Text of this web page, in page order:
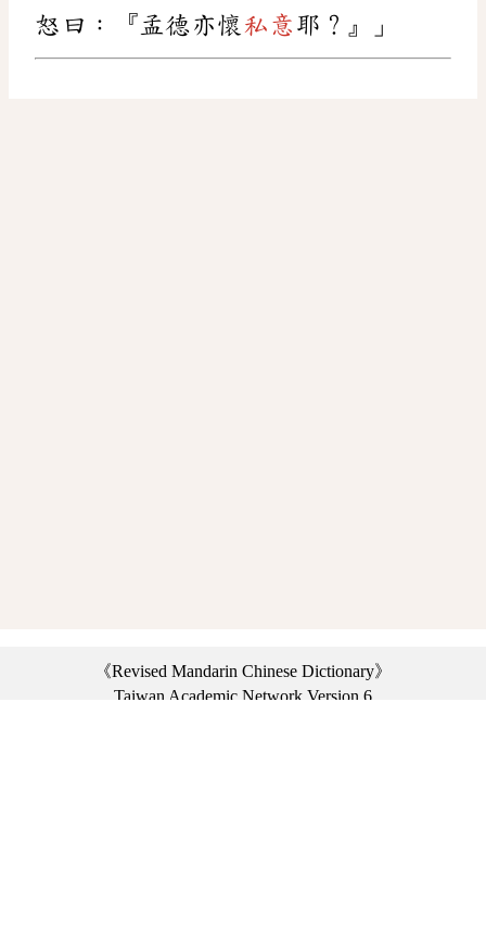
怒曰：『孟德亦懷 私意 耶？』」
《Revised Mandarin Chinese Dictionary》
Taiwan Academic Network Version 6